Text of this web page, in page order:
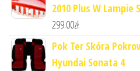
2010 Plus W Lampie
299.00zł
Pok Ter Skóra
Hyundai Sonata 4